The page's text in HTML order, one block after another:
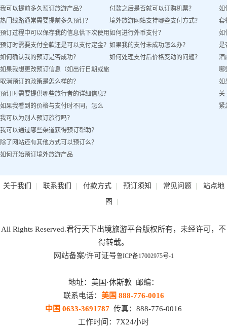
我可以提前多久预订旅游产品？
热门线路通常需要提前多久预订？
预订过程中可以保存我的信息供下次使用
吗？
预订时需要支付全款还是可以支付定金？
如何确认我的预订是否成功？
如果我想更改预订信息（如出行日期或旅
客姓名）怎么办？
取消预订的政策是怎么样的？
预订时需要提供哪些旅行者的详细信息？
如果我看到的价格与支付时不同，怎么
办？
我可以为别人预订旅行吗？
我可以通过哪些渠道获得预订帮助？
除了网站还有其他方式可以预订么？
如何开始预订境外旅游产品
付款之后是否就可以订购机票？
境外旅游网站支持哪些支付方式？
如何进行外币支付？
如果我的支付未成功怎么办？
如何处理支付后价格变动的问题？
如
套
如
是
酒
哪
如
关
紧
关于我们 | 联系我们 | 付款方式| 预订须知 | 常见问题| 站点地
图 |
All Rights Reserved.君行天下出境旅游平台版权所有，未经许可，不
得转载。
网站备案/许可证号鲁ICP备17002975号-1
地址：美国·休斯敦 邮编：
联系电话： 美国 888-776-0016
中国 0633-3691787 传真：888-776-0016
工作时间：7X24小时